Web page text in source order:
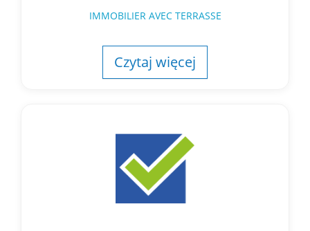
IMMOBILIER AVEC TERRASSE
Czytaj więcej